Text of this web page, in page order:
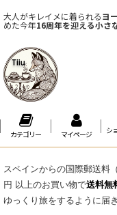
大人がキレイメに着られるヨ
めた今年16周年を迎える小さ
カテゴリー マイページ
シ
スペインからの国際郵送料
円 以上のお買い物で送料無
ゆっくり旅をするように届き